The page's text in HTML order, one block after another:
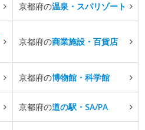
京都府の温泉・スパリゾート
京都府の商業施設・百貨店
京都府の博物館・科学館
京都府の道の駅・SA/PA